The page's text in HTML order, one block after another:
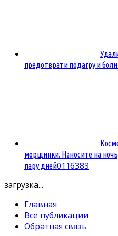
предотврати подагру и боли
морщинки. Наносите на
пару дней0116383
загрузка...
Главная
Все публикации
Обратная связь